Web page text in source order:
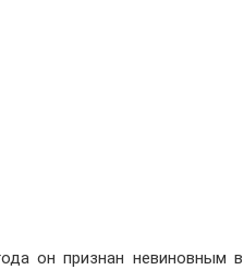
он признан невиновным в